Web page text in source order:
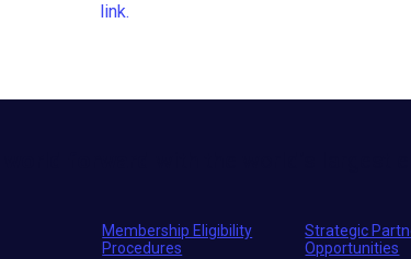
link.
Membership Eligibility
Procedures
Strategic
Opportunities